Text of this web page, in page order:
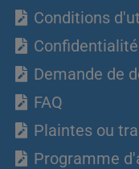
Conditions
Confidentialité
Demande de
FAQ
Plaintes ou
Programme